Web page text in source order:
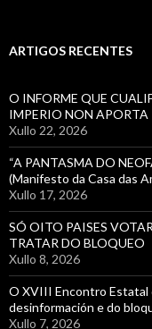
ARTIGOS RECENTES
O INFORME QUE
IMPERIO NON APORTA
Xullo 22, 2026
“A PANTASMA DO
(Manifesto da Casa das
Xullo 17, 2026
SÓ OITO PAISES
TRATAR DO BLOQUEO
Xullo 8, 2026
O XVIII Encontro Estatal
desinformación e do
Xullo 7, 2026